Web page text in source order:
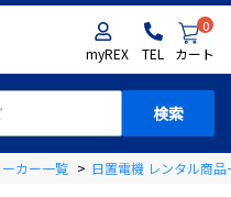
myREX TEL
0
カート
ーカー一覧 > 日置電機 レンタル商品